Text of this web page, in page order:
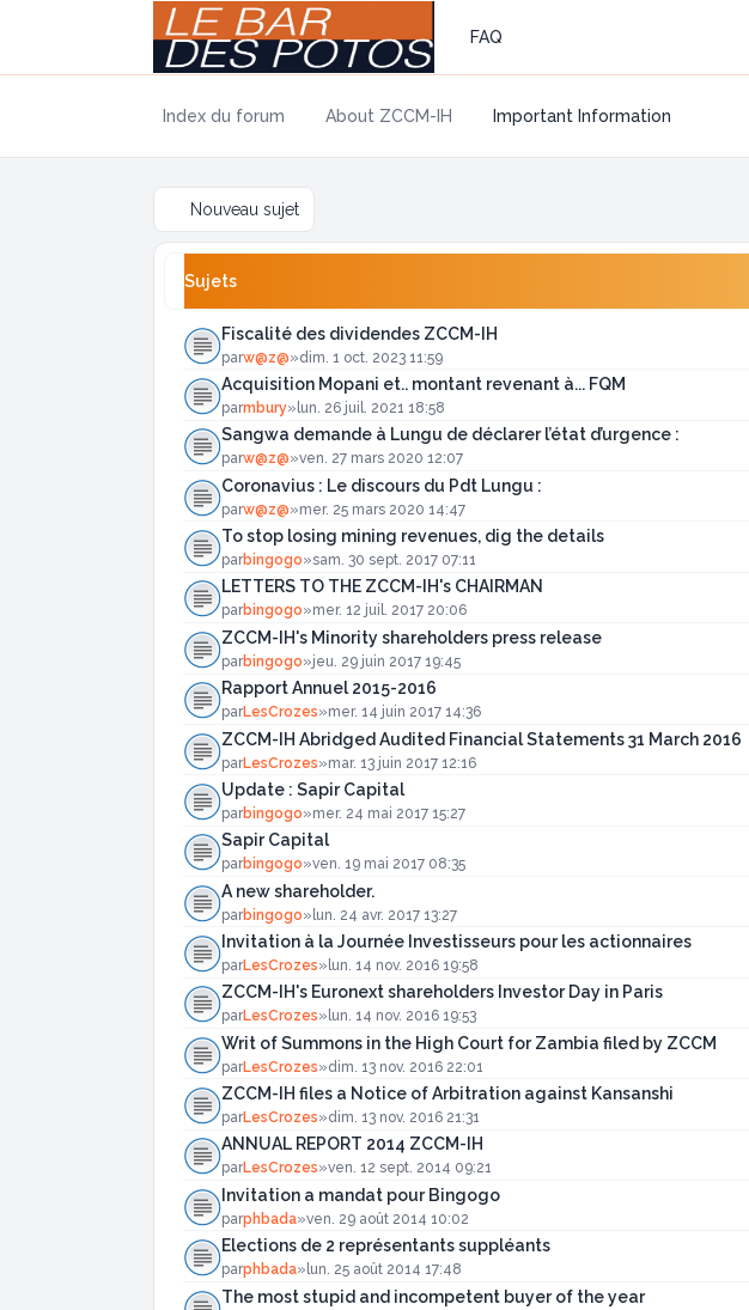
FAQ
Index du forum About ZCCM-IH Important Information
Nouveau sujet
Sujets
Fiscalité des dividendes ZCCM-IH
parw@z@»dim. 1 oct. 2023 11:59
Acquisition Mopani et.. montant revenant à... FQM
parmbury»lun. 26 juil. 2021 18:58
Sangwa demande à Lungu de déclarer l’état d’urgence :
parw@z@»ven. 27 mars 2020 12:07
Coronavius : Le discours du Pdt Lungu :
parw@z@»mer. 25 mars 2020 14:47
To stop losing mining revenues, dig the details
parbingogo»sam. 30 sept. 2017 07:11
LETTERS TO THE ZCCM-IH's CHAIRMAN
parbingogo»mer. 12 juil. 2017 20:06
ZCCM-IH's Minority shareholders press release
parbingogo»jeu. 29 juin 2017 19:45
Rapport Annuel 2015-2016
parLesCrozes»mer. 14 juin 2017 14:36
ZCCM-IH Abridged Audited Financial Statements 31 March 2016
parLesCrozes»mar. 13 juin 2017 12:16
Update : Sapir Capital
parbingogo»mer. 24 mai 2017 15:27
Sapir Capital
parbingogo»ven. 19 mai 2017 08:35
A new shareholder.
parbingogo» lun. 24 avr. 2017 13:27
Invitation à la Journée Investisseurs pour les actionnaires
parLesCrozes»lun. 14 nov. 2016 19:58
ZCCM-IH's Euronext shareholders Investor Day in Paris
parLesCrozes»lun. 14 nov. 2016 19:53
Writ of Summons in the High Court for Zambia filed by ZCCM
parLesCrozes»dim. 13 nov. 2016 22:01
ZCCM-IH files a Notice of Arbitration against Kansanshi
parLesCrozes»dim. 13 nov. 2016 21:31
ANNUAL REPORT 2014 ZCCM-IH
parLesCrozes»ven. 12 sept. 2014 09:21
Invitation a mandat pour Bingogo
parphbada»ven. 29 août 2014 10:02
Elections de 2 représentants suppléants
parphbada»lun. 25 août 2014 17:48
The most stupid and incompetent buyer of the year